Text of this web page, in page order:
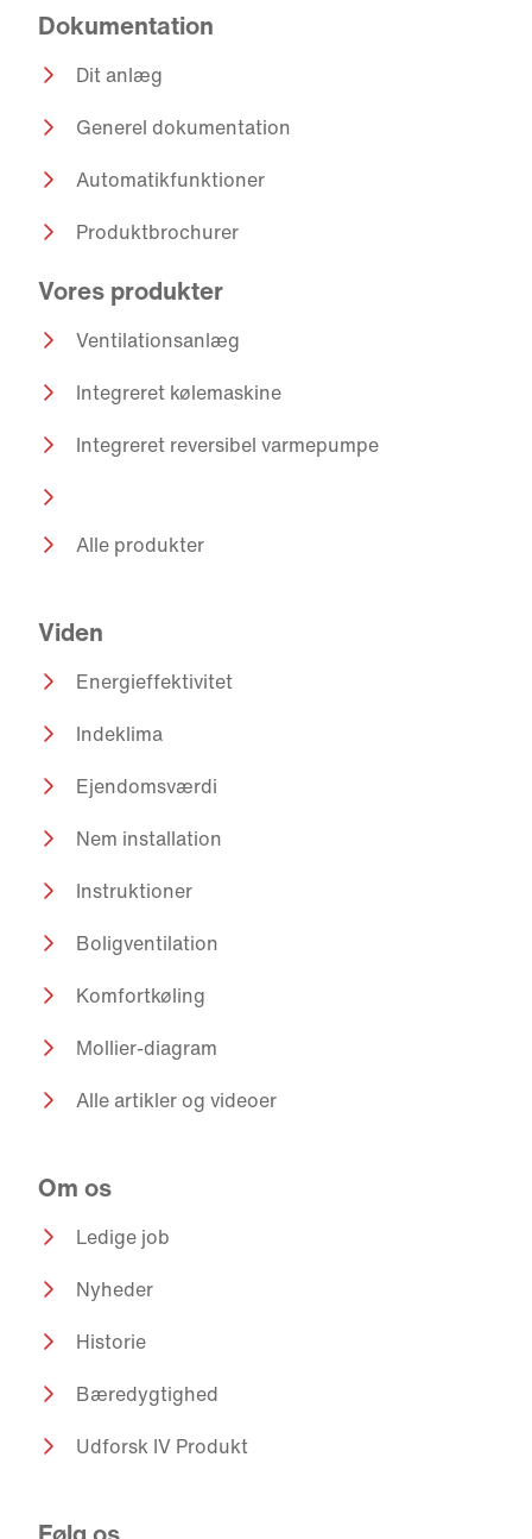
Dokumentation
Dit anlæg
Generel dokumentation
Automatikfunktioner
Produktbrochurer
Vores produkter
Ventilationsanlæg
Integreret kølemaskine
Integreret reversibel varmepumpe
Alle produkter
Viden
Energieffektivitet
Indeklima
Ejendomsværdi
Nem installation
Instruktioner
Boligventilation
Komfortkøling
Mollier-diagram
Alle artikler og videoer
Om os
Ledige job
Nyheder
Historie
Bæredygtighed
Udforsk IV Produkt